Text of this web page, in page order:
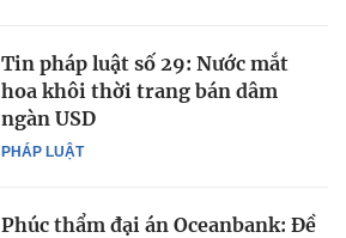
PHÁP LUẬT
Tin pháp luật số 29: Nước mắt
hoa khôi thời trang bán dâm
ngàn USD
Phúc thẩm đại án Oceanbank: Đề